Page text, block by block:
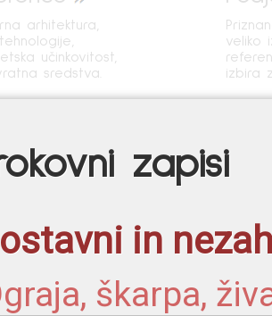
arhitektura,
učinkovitost,
sredstva.
veliko
izbira
zapisi
in
škarpa,